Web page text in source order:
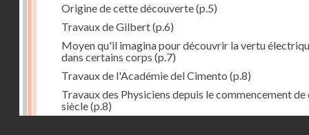
Origine de cette découverte(p.5)
Travaux de Gilbert(p.6)
Moyen qu'il imagina pour découvrir la vertu
dans certains corps (p.7)
Travaux de l'Académie del Cimento (p.8)
Travaux des Physiciens depuis le commencement de
siècle(p.8)